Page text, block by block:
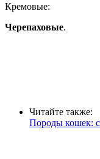
Кремовые:
Черепаховые.
Читайте также:
Породы кошек: